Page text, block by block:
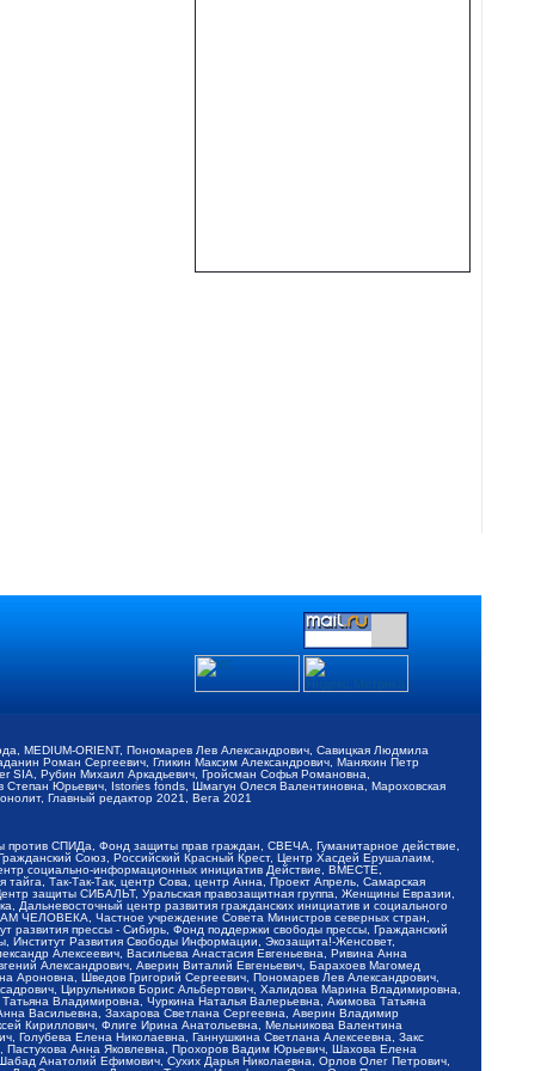
MEDIUM-ORIENT, Пономарев Лев Александрович, Савицкая Людмила
Роман Сергеевич, Гликин Максим Александрович, Маняхин Петр
Рубин Михаил Аркадьевич, Гройсман Софья Романовна,
Юрьевич, Istories fonds, Шмагун Олеся Валентиновна, Мароховская
Главный редактор 2021, Вега 2021
СПИДа, Фонд защиты прав граждан, СВЕЧА, Гуманитарное действие,
Союз, Российский Красный Крест, Центр Хасдей Ерушалаим,
социально-информационных инициатив Действие, ВМЕСТЕ,
Так-Так-Так, центр Сова, центр Анна, Проект Апрель, Самарская
защиты СИБАЛЬТ, Уральская правозащитная группа, Женщины Евразии,
Дальневосточный центр развития гражданских инициатив и социального
ЧЕЛОВЕКА, Частное учреждение Совета Министров северных стран,
прессы - Сибирь, Фонд поддержки свободы прессы, Гражданский
Институт Развития Свободы Информации, Экозащита!-Женсовет,
Алексеевич, Васильева Анастасия Евгеньевна, Ривина Анна
Александрович, Аверин Виталий Евгеньевич, Барахоев Магомед
Шведов Григорий Сергеевич, Пономарев Лев Александрович,
Цирульников Борис Альбертович, Халидова Марина Владимировна,
Владимировна, Чуркина Наталья Валерьевна, Акимова Татьяна
Васильевна, Захарова Светлана Сергеевна, Аверин Владимир
Кириллович, Флиге Ирина Анатольевна, Мельникова Валентина
Елена Николаевна, Ганнушкина Светлана Алексеевна, Закс
Анна Яковлевна, Прохоров Вадим Юрьевич, Шахова Елена
Анатолий Ефимович, Сухих Дарья Николаевна, Орлов Олег Петрович,